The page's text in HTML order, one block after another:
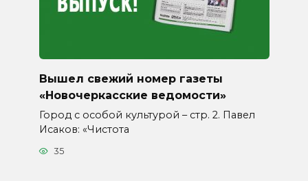
Вышел свежий номер газеты
«Новочеркасские ведомости»
Город с особой культурой – стр. 2. Павел
Исаков: «Чистота
35